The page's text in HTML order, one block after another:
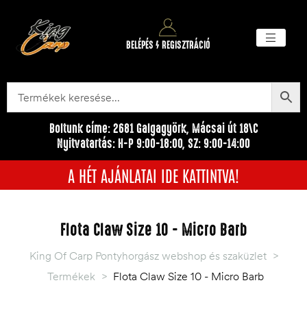
BELÉPÉS / REGISZTRÁCIÓ
Boltunk címe: 2681 Galgagyörk, Mácsai út 18\C
Nyitvatartás: H-P 9:00-18:00, SZ: 9:00-14:00
A HÉT AJÁNLATAI IDE KATTINTVA!
Flota Claw Size 10 - Micro Barb
King Of Carp Pontyhorgász webshop és szaküzlet >
Termékek > Flota Claw Size 10 - Micro Barb